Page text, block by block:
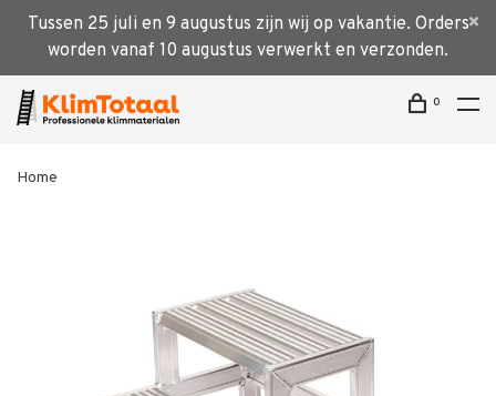
Tussen 25 juli en 9 augustus zijn wij op vakantie. Orders
worden vanaf 10 augustus verwerkt en verzonden.
0
Home